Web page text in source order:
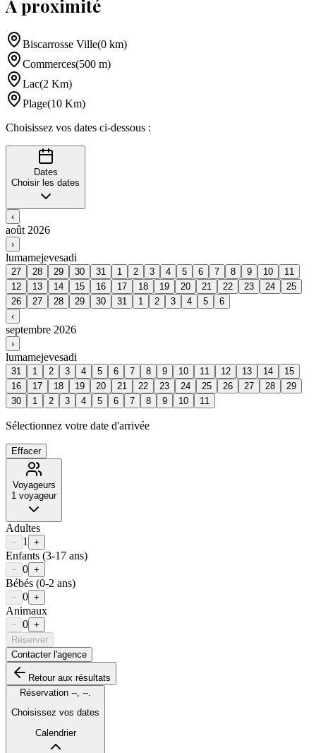
À proximité
Biscarrosse Ville(0 km)
Commerces(500 m)
Lac(2 Km)
Plage(10 Km)
Choisissez vos dates ci-dessous :
Dates
Choisir les dates
‹
août 2026
›
lumamejevesadi
27 28 29 30 31 1 2 3 4 5 6 7 8 9 10
11
12
13 14 15 16 17 18 19 20 21 22 23 24
25
26
27 28 29 30 31 1 2 3 4 5
6
‹
septembre 2026
›
lumamejevesadi
31 1 2 3 4 5 6 7 8 9 10 11 12 13 14
15
16
17 18 19 20 21 22 23 24 25 26 27 28
29
30
1 2 3 4 5 6 7 8 9 10 11
Sélectionnez votre date d'arrivée
Effacer
Voyageurs
1 voyageur
Adultes
− 1 +
Enfants (3-17 ans)
− 0 +
Bébés (0-2 ans)
− 0 +
Animaux
− 0 +
Réserver
Contacter l'agence
Retour aux résultats
Réservation -- --
Choisissez vos dates
Calendrier